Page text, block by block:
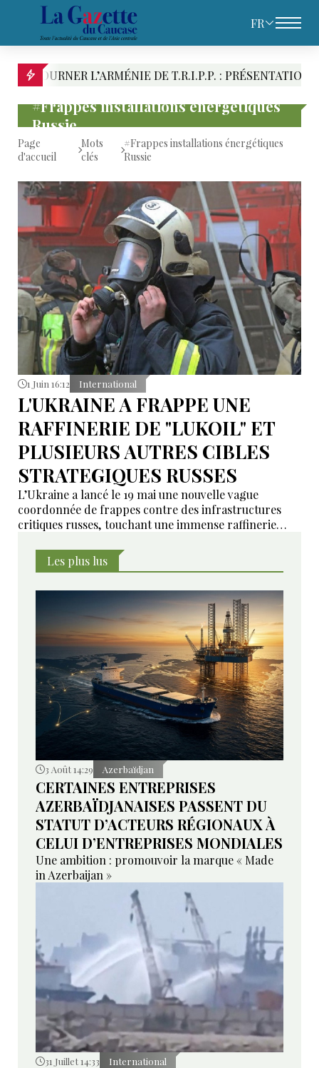
FR
L’ARMÉNIE DE T.R.I.P.P. : PRÉSENTATION DES
#Frappes installations énergétiques
Russie
Page
d'accueil
Mots
clés
#Frappes installations énergétiques
Russie
1 Juin 16:12 International
L'UKRAINE A FRAPPE UNE
RAFFINERIE DE "LUKOIL" ET
PLUSIEURS AUTRES CIBLES
STRATEGIQUES RUSSES
L’Ukraine a lancé le 19 mai une nouvelle vague
coordonnée de frappes contre des infrastructures
critiques russes, touchant une immense raffinerie
heures, ainsi que plusieurs postes de commandement
militaires.
Les plus lus
3 Août 14:29 Azerbaïdjan
CERTAINES ENTREPRISES
AZERBAÏDJANAISES PASSENT DU
STATUT D’ACTEURS RÉGIONAUX À
CELUI D’ENTREPRISES MONDIALES
Une ambition : promouvoir la marque « Made
in Azerbaijan »
31 Juillet 14:33 International